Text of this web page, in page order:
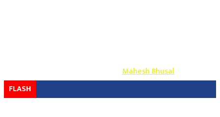
Design & Develop By-Mahesh Bhusal
FLASH